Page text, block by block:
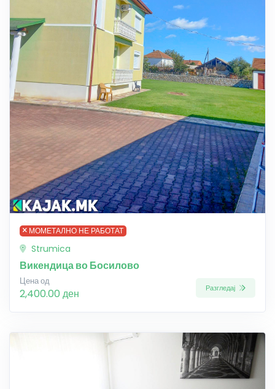
МОМЕТАЛНО НЕ РАБОТАТ
Strumica
Викендица во Босилово
Цена од
2,400.00 ден Разгледај